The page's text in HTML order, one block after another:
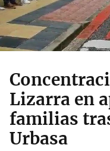
Lizarra en
familias
Urbasa